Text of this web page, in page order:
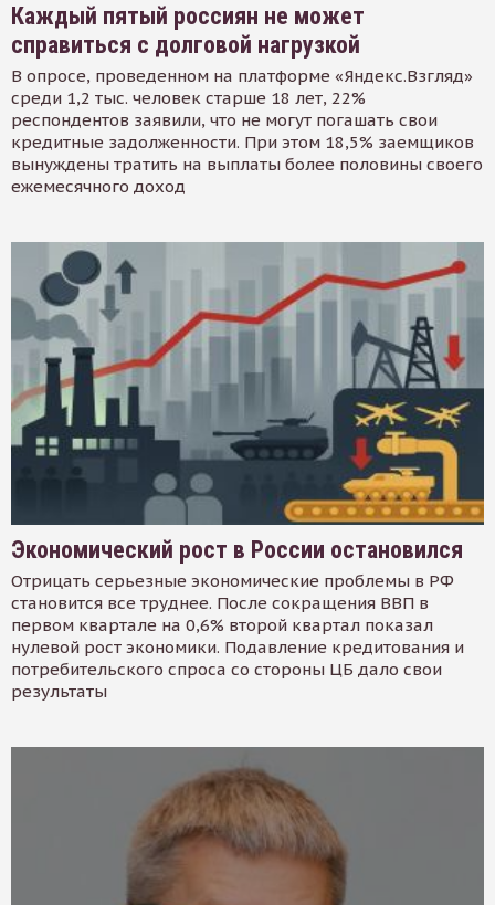
Каждый пятый россиян не может
справиться с долговой нагрузкой
В опросе, проведенном на платформе «Яндекс.Взгляд»
среди 1,2 тыс. человек старше 18 лет, 22%
респондентов заявили, что не могут погашать свои
кредитные задолженности. При этом 18,5% заемщиков
вынуждены тратить на выплаты более половины своего
ежемесячного доход
Экономический рост в России остановился
Отрицать серьезные экономические проблемы в РФ
становится все труднее. После сокращения ВВП в
первом квартале на 0,6% второй квартал показал
нулевой рост экономики. Подавление кредитования и
потребительского спроса со стороны ЦБ дало свои
результаты